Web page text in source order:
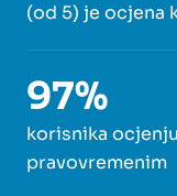
(od 5) je ocjena
97%
korisnika
pravovremenim